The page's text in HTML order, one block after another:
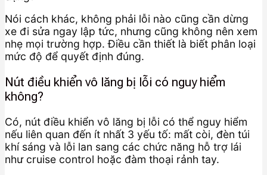
Nói cách khác, không phải lỗi nào cũng cần dừng
xe đi sửa ngay lập tức, nhưng cũng không nên xem
nhẹ mọi trường hợp. Điều cần thiết là biết phân loại
mức độ để quyết định đúng.
Nút điều khiển vô lăng bị lỗi có nguy hiểm
không?
Có, nút điều khiển vô lăng bị lỗi có thể nguy hiểm
nếu liên quan đến ít nhất 3 yếu tố: mất còi, đèn túi
khí sáng và lỗi lan sang các chức năng hỗ trợ lái
như cruise control hoặc đàm thoại rảnh tay.